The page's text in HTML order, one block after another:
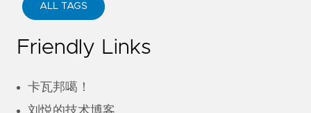
ALL TAGS
Friendly Links
卡瓦邦噶！